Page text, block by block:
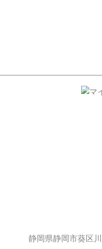
静岡県静岡市葵区